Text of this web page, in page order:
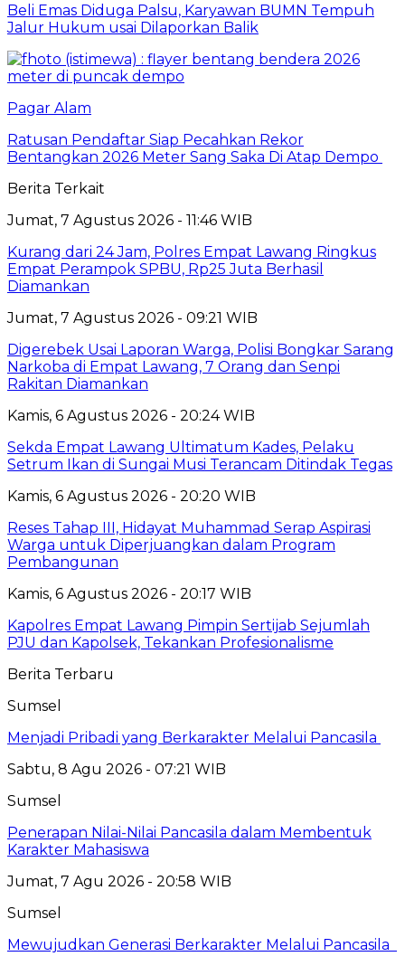
Beli Emas Diduga Palsu, Karyawan BUMN Tempuh
Jalur Hukum usai Dilaporkan Balik
Pagar Alam
Ratusan Pendaftar Siap Pecahkan Rekor
Bentangkan 2026 Meter Sang Saka Di Atap Dempo
Berita Terkait
Jumat, 7 Agustus 2026 - 11:46 WIB
Kurang dari 24 Jam, Polres Empat Lawang Ringkus
Empat Perampok SPBU, Rp25 Juta Berhasil
Diamankan
Jumat, 7 Agustus 2026 - 09:21 WIB
Digerebek Usai Laporan Warga, Polisi Bongkar Sarang
Narkoba di Empat Lawang, 7 Orang dan Senpi
Rakitan Diamankan
Kamis, 6 Agustus 2026 - 20:24 WIB
Sekda Empat Lawang Ultimatum Kades, Pelaku
Setrum Ikan di Sungai Musi Terancam Ditindak Tegas
Kamis, 6 Agustus 2026 - 20:20 WIB
Reses Tahap III, Hidayat Muhammad Serap Aspirasi
Warga untuk Diperjuangkan dalam Program
Pembangunan
Kamis, 6 Agustus 2026 - 20:17 WIB
Kapolres Empat Lawang Pimpin Sertijab Sejumlah
PJU dan Kapolsek, Tekankan Profesionalisme
Berita Terbaru
Sumsel
Menjadi Pribadi yang Berkarakter Melalui Pancasila
Sabtu, 8 Agu 2026 - 07:21 WIB
Sumsel
Penerapan Nilai-Nilai Pancasila dalam Membentuk
Karakter Mahasiswa
Jumat, 7 Agu 2026 - 20:58 WIB
Sumsel
Mewujudkan Generasi Berkarakter Melalui Pancasila